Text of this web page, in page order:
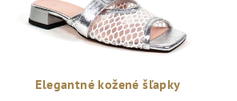
Elegantné kožené šľapky